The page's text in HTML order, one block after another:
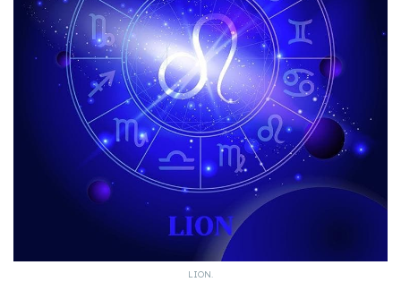
LION.